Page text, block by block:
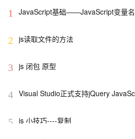
1 JavaScript基础——JavaScript变量
2 js读取文件的方法
3 js 闭包 原型
4 Visual Studio正式支持jQuery
5 js 小技巧----复制